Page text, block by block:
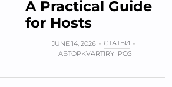
A Practical Guide
for Hosts
JUNE 14, 2026
СТАТЬИ
АВТОРKVARTIRY_POS